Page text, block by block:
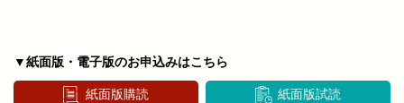
▼紙面版・電子版のお申込みはこちら
紙面版購読 紙面版試読